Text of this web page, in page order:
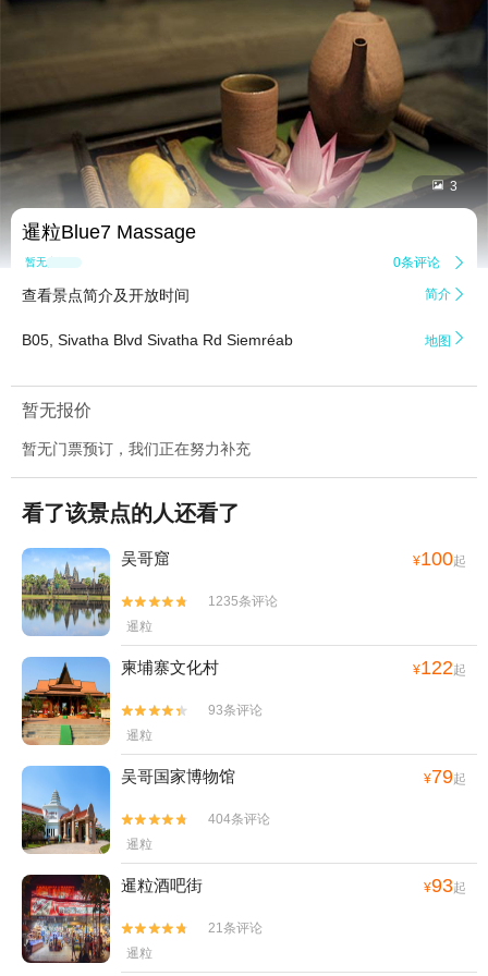
 3
暹粒Blue7 Massage
暂无点评 0条评论 
查看景点简介及开放时间 简介 
B05, Sivatha Blvd Sivatha Rd Siemréab 地图 
暂无报价
暂无门票预订，我们正在努力补充
看了该景点的人还看了
吴哥窟 ¥100起


1235条评论
暹粒
柬埔寨文化村 ¥122起


93条评论
暹粒
吴哥国家博物馆 ¥79起


404条评论
暹粒
暹粒酒吧街 ¥93起


21条评论
暹粒